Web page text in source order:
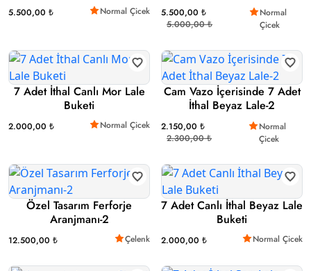
5.500,00 ₺ Normal Çicek
5.500,00 ₺
5.000,00 ₺
Normal
Çicek
7 Adet İthal Canlı Mor Lale
Buketi
2.000,00 ₺ Normal Çicek
Cam Vazo İçerisinde 7 Adet
İthal Beyaz Lale-2
2.150,00 ₺
2.300,00 ₺
Normal
Çicek
Özel Tasarım Ferforje
Aranjmanı-2
12.500,00 ₺ Çelenk
7 Adet Canlı İthal Beyaz Lale
Buketi
2.000,00 ₺ Normal Çicek